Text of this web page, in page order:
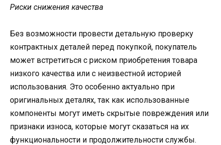
Риски снижения качества
Без возможности провести детальную проверку
контрактных деталей перед покупкой, покупатель
может встретиться с риском приобретения товара
низкого качества или с неизвестной историей
использования. Это особенно актуально при
оригинальных деталях, так как использованные
компоненты могут иметь скрытые повреждения или
признаки износа, которые могут сказаться на их
функциональности и продолжительности службы.